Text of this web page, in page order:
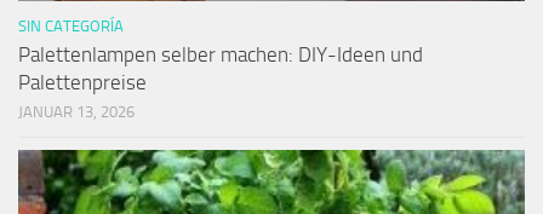
SIN CATEGORÍA
Palettenlampen selber machen: DIY-Ideen und
Palettenpreise
JANUAR 13, 2026